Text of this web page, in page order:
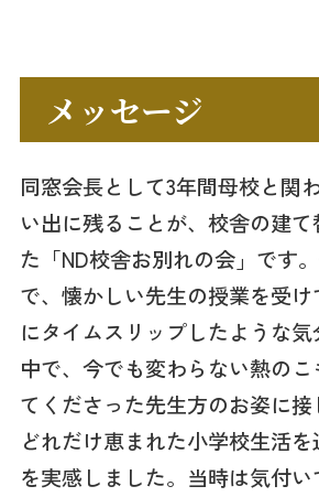
メッセージ
同窓会長として3年間母校と関
い出に残ることが、校舎の建
た「ND校舎お別れの会」です
で、懐かしい先生の授業を受
にタイムスリップしたような
中で、今でも変わらない熱の
てくださった先生方のお姿に
どれだけ恵まれた小学校生活
を実感しました。当時は気付